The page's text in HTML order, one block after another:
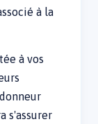
à la
à vos
s'assurer